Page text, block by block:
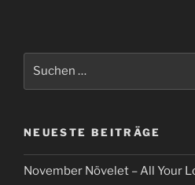
NEUESTE BEITRÄGE
November Növelet – All Your